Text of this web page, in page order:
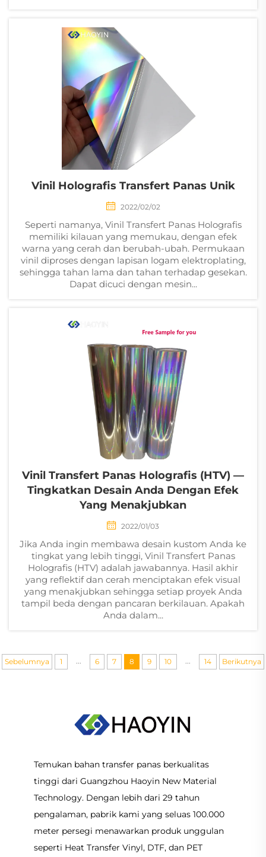
Vinil Holografis Transfert Panas Unik
2022/02/02
Seperti namanya, Vinil Transfert Panas Holografis
memiliki kilauan yang memukau, dengan efek
warna yang cerah dan berubah-ubah. Permukaan
vinil diproses dengan lapisan logam elektroplating,
sehingga tahan lama dan tahan terhadap gesekan.
Dapat dicuci dengan mesin...
Vinil Transfert Panas Holografis (HTV) —
Tingkatkan Desain Anda Dengan Efek
Yang Menakjubkan
2022/01/03
Jika Anda ingin membawa desain kustom Anda ke
tingkat yang lebih tinggi, Vinil Transfert Panas
Holografis (HTV) adalah jawabannya. Hasil akhir
yang reflektif dan cerah menciptakan efek visual
yang menakjubkan sehingga setiap proyek Anda
tampil beda dengan pancaran berkilauan. Apakah
Anda dalam...
Sebelumnya 1 ... 6 7 8 9 10 ... 14 Berikutnya
Temukan bahan transfer panas berkualitas
tinggi dari Guangzhou Haoyin New Material
Technology. Dengan lebih dari 29 tahun
pengalaman, pabrik kami yang seluas 100.000
meter persegi menawarkan produk unggulan
seperti Heat Transfer Vinyl, DTF, dan PET